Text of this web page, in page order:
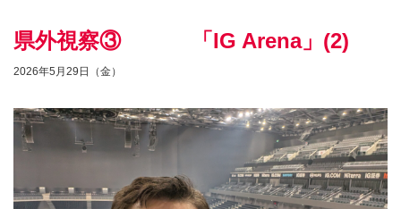
県外視察③ 「IG Arena」(2)
2026年5月29日（金）